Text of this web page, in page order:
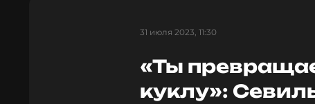
31 июля 2023, 11:30
«Ты
куклу»: